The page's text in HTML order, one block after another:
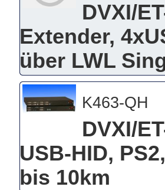
DVXI/
Extender,
über LWL
K463-QH
DVXI/
USB-HID,
bis 10km